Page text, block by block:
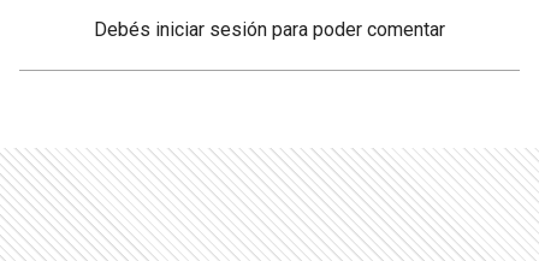
Debés iniciar sesión para poder comentar